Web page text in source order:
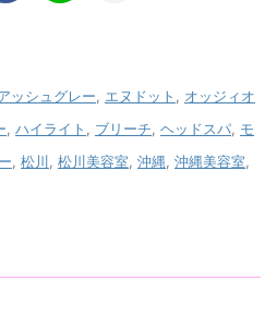
ッシュグレー エヌドット
オッジィオ
ハイライト ブリーチ ヘッドスパ モ
松川 松川美容室 沖縄 沖縄美容室